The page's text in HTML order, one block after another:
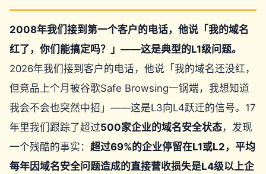
2008年我们接到第一个客户的电话，他说「我的域名
红了，你们能搞定吗？」——这是典型的L1级问题。
2026年我们接到客户的电话，他说「我的域名还没红，
但竞品上个月被谷歌Safe Browsing一锅端，我想知道
我会不会也突然中招」——这是L3向L4跃迁的信号。17
年里我们跟踪了超过500家企业的域名安全状态，发现
一个残酷的事实： 超过69%的企业停留在L1或L2，平均
每年因域名安全问题造成的直接营收损失是L4级以上企